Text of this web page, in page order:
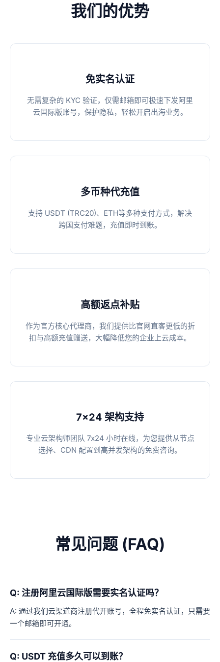
我们的优势
免实名认证
无需复杂的 KYC 验证，仅需邮箱即可极速下发阿里
云国际版账号，保护隐私，轻松开启出海业务。
多币种代充值
支持 USDT (TRC20)、ETH等多种支付方式，解决
跨国支付难题，充值即时到账。
高额返点补贴
作为官方核心代理商，我们提供比官网直客更低的折
扣与高额充值赠送，大幅降低您的企业上云成本。
7x24 架构支持
专业云架构师团队 7x24 小时在线，为您提供从节点
选择、CDN 配置到高并发架构的免费咨询。
常见问题 (FAQ)
Q: 注册阿里云国际版需要实名认证吗？
A: 通过我们云渠道商注册代开账号，全程免实名认证，只需要
一个邮箱即可开通。
Q: USDT 充值多久可以到账？